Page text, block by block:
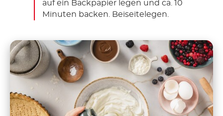
auf ein Backpapier legen und ca. 10
Minuten backen. Beiseitelegen.